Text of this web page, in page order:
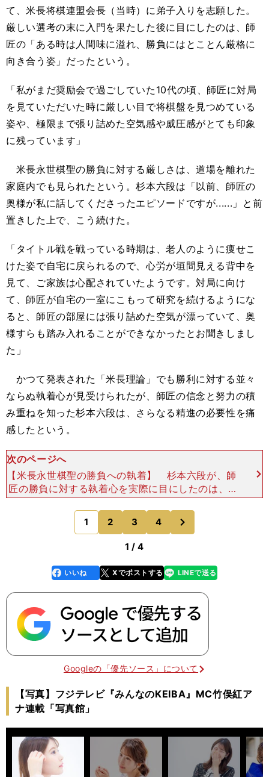
て、米長将棋連盟会長（当時）に弟子入りを志願した。
厳しい選考の末に入門を果たした後に目にしたのは、師
匠の「ある時は人間味に溢れ、勝負にはとことん厳格に
向き合う姿」だったという。
「私がまだ奨励会で過ごしていた10代の頃、師匠に対局
を見ていただいた時に厳しい目で将棋盤を見つめている
姿や、極限まで張り詰めた空気感や威圧感がとても印象
に残っています」
米長永世棋聖の勝負に対する厳しさは、道場を離れた
家庭内でも見られたという。杉本六段は「以前、師匠の
奥様が私に話してくださったエピソードですが......」と前
置きした上で、こう続けた。
「タイトル戦を戦っている時期は、老人のように痩せこ
けた姿で自宅に戻られるので、心労が垣間見える背中を
見て、ご家族は心配されていたようです。対局に向け
て、師匠が自宅の一室にこもって研究を続けるようにな
ると、師匠の部屋には張り詰めた空気が漂っていて、奥
様すらも踏み入れることができなかったとお聞きしまし
た」
かつて発表された「米長理論」でも勝利に対する並々
ならぬ執着心が見受けられたが、師匠の信念と努力の積
み重ねを知った杉本六段は、さらなる精進の必要性を痛
感したという。
次のページへ
【米長永世棋聖の勝負への執着】 杉本六段が、師
匠の勝負に対する執着心を実際に目にしたのは、2
012年１月に行なわれた最強将棋ソフト「ボンクラ
ーズ」との将棋電王戦を控えた時期だった。杉本和
陽六段の師匠
1 2 3 4
のページへ
1 / 4
faceboo
k
いいね Xでポストする
line LINEで送る
Googleの「優先ソース」について
【写真】フジテレビ『みんなのKEIBA』MC竹俣紅ア
ナ連載「写真館」